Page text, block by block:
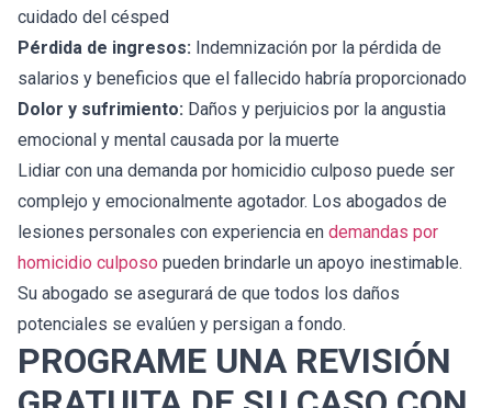
cuidado del césped
Pérdida de ingresos: Indemnización por la pérdida de
salarios y beneficios que el fallecido habría proporcionado
Dolor y sufrimiento: Daños y perjuicios por la angustia
emocional y mental causada por la muerte
Lidiar con una demanda por homicidio culposo puede ser
complejo y emocionalmente agotador. Los abogados de
lesiones personales con experiencia en demandas por
homicidio culposo pueden brindarle un apoyo inestimable.
Su abogado se asegurará de que todos los daños
potenciales se evalúen y persigan a fondo.
PROGRAME UNA REVISIÓN